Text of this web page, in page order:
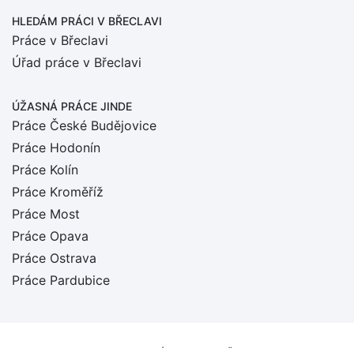
HLEDÁM PRÁCI V BŘECLAVI
Práce v Břeclavi
Úřad práce v Břeclavi
ÚŽASNÁ PRÁCE JINDE
Práce České Budějovice
Práce Hodonín
Práce Kolín
Práce Kroměříž
Práce Most
Práce Opava
Práce Ostrava
Práce Pardubice